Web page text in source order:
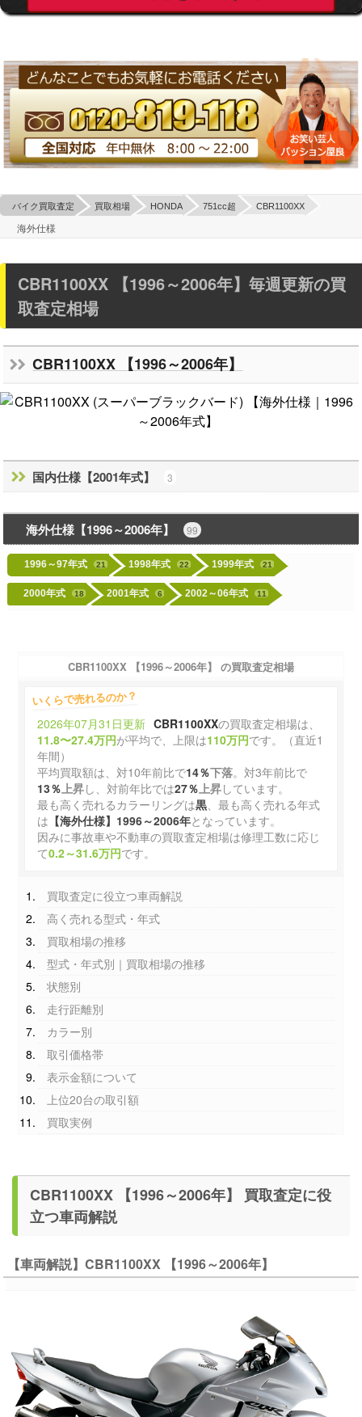
バイク買取査定 買取相場 HONDA 751cc超 CBR1100XX
海外仕様
CBR1100XX 【1996～2006年】毎週更新の買
取査定相場
CBR1100XX 【1996～2006年】
国内仕様【2001年式】 3
海外仕様【1996～2006年】 99
1996～97年式 21 1998年式 22 1999年式 21
2000年式 18 2001年式 6 2002～06年式 11
CBR1100XX 【1996～2006年】 の買取査定相場
いくらで売れるのか？
2026年07月31日更新 CBR1100XXの買取査定相場は、
11.8〜27.4万円が平均で、上限は110万円です。（直近1
年間）
平均買取額は、対10年前比で14％下落。対3年前比で
13％ 上昇し、対前年比では27％ 上昇しています。
最も高く売れるカラーリングは黒 、最も高く売れる年式
は 【海外仕様】1996～2006年となっています。
因みに事故車や不動車の買取査定相場は修理工数に応じ
て0.2～31.6万円です。
買取査定に役立つ車両解説
高く売れる型式・年式
買取相場の推移
型式・年式別｜買取相場の推移
状態別
走行距離別
カラー別
取引価格帯
表示金額について
上位20台の取引額
買取実例
CBR1100XX 【1996～2006年】 買取査定に役
立つ車両解説
【車両解説】CBR1100XX 【1996～2006年】